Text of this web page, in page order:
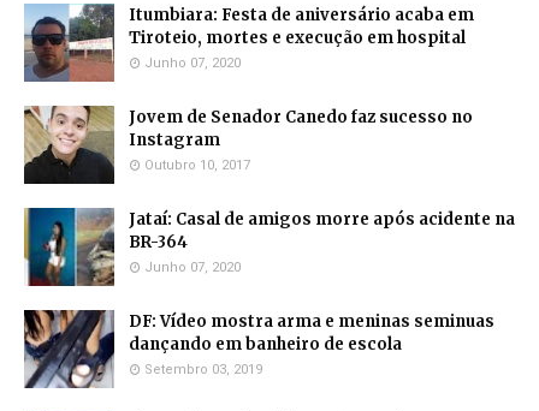
Itumbiara: Festa de aniversário acaba em
Tiroteio, mortes e execução em hospital
Junho 07, 2020
Jovem de Senador Canedo faz sucesso no
Instagram
Outubro 10, 2017
Jataí: Casal de amigos morre após acidente na
BR-364
Junho 07, 2020
DF: Vídeo mostra arma e meninas seminuas
dançando em banheiro de escola
Setembro 03, 2019